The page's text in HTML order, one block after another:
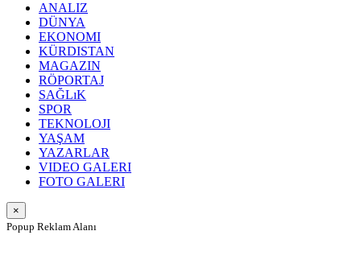
ANALIZ
DÜNYA
EKONOMI
KÜRDISTAN
MAGAZIN
RÖPORTAJ
SAĞLıK
SPOR
TEKNOLOJI
YAŞAM
YAZARLAR
VIDEO GALERI
FOTO GALERI
×
Popup Reklam Alanı